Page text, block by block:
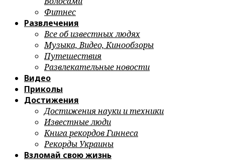
Фитнес
Развлечения
Все об известных людях
Музыка, Видео, Кинообзоры
Путешествия
Развлекательные новости
Видео
Приколы
Достижения
Достижения науки и техники
Известные люди
Книга рекордов Гиннеса
Рекорды Украины
Взломай свою жизнь